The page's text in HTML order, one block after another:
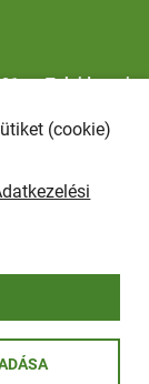
sz. Tulajdonosi
(cookie)